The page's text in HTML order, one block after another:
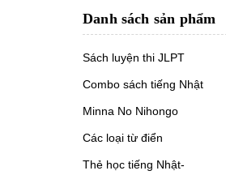
Danh sách sản phẩm
Sách luyện thi JLPT
Combo sách tiếng Nhật
Minna No Nihongo
Các loại từ điển
Thẻ học tiếng Nhật-